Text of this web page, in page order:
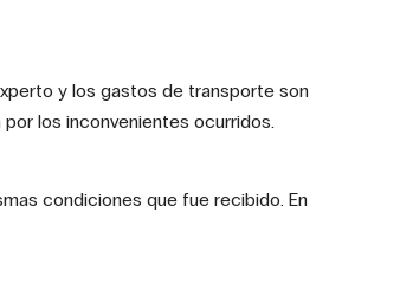
y los gastos de transporte son
los inconvenientes ocurridos.
condiciones que fue recibido. En